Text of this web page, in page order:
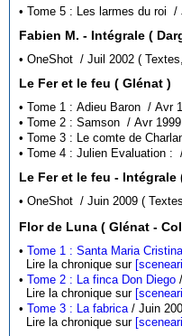
Fabien M. - Intégrale (
• OneShot /
Le Fer et le feu ( Glénat )
• OneShot
Flor de
•Tome 1 : Santa Maria Cristina
Lire la chronique sur
•Tome 2 : La finca Don Diego
Lire la chronique sur
•Tome 3 : La fabrica
Lire la chronique sur